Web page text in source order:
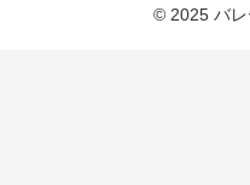
© 2025 バレ